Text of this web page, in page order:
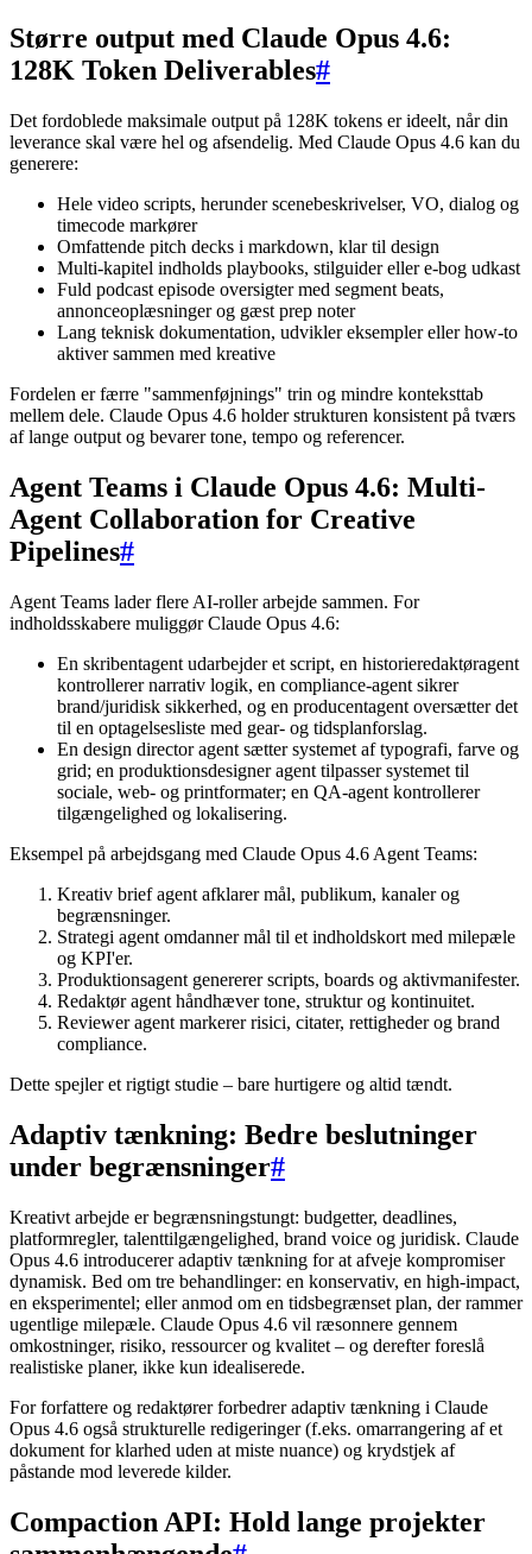
Større output med Claude Opus 4.6:
128K Token Deliverables#
Det fordoblede maksimale output på 128K tokens er ideelt, når din
leverance skal være hel og afsendelig. Med Claude Opus 4.6 kan du
generere:
Hele video scripts, herunder scenebeskrivelser, VO, dialog og
timecode markører
Omfattende pitch decks i markdown, klar til design
Multi-kapitel indholds playbooks, stilguider eller e-bog udkast
Fuld podcast episode oversigter med segment beats,
annonceoplæsninger og gæst prep noter
Lang teknisk dokumentation, udvikler eksempler eller how-to
aktiver sammen med kreative
Fordelen er færre "sammenføjnings" trin og mindre konteksttab
mellem dele. Claude Opus 4.6 holder strukturen konsistent på tværs
af lange output og bevarer tone, tempo og referencer.
Agent Teams i Claude Opus 4.6: Multi-
Agent Collaboration for Creative
Pipelines#
Agent Teams lader flere AI-roller arbejde sammen. For
indholdsskabere muliggør Claude Opus 4.6:
En skribentagent udarbejder et script, en historieredaktøragent
kontrollerer narrativ logik, en compliance-agent sikrer
brand/juridisk sikkerhed, og en producentagent oversætter det
til en optagelsesliste med gear- og tidsplanforslag.
En design director agent sætter systemet af typografi, farve og
grid; en produktionsdesigner agent tilpasser systemet til
sociale, web- og printformater; en QA-agent kontrollerer
tilgængelighed og lokalisering.
Eksempel på arbejdsgang med Claude Opus 4.6 Agent Teams:
Kreativ brief agent afklarer mål, publikum, kanaler og
begrænsninger.
Strategi agent omdanner mål til et indholdskort med milepæle
og KPI'er.
Produktionsagent genererer scripts, boards og aktivmanifester.
Redaktør agent håndhæver tone, struktur og kontinuitet.
Reviewer agent markerer risici, citater, rettigheder og brand
compliance.
Dette spejler et rigtigt studie – bare hurtigere og altid tændt.
Adaptiv tænkning: Bedre beslutninger
under begrænsninger#
Kreativt arbejde er begrænsningstungt: budgetter, deadlines,
platformregler, talenttilgængelighed, brand voice og juridisk. Claude
Opus 4.6 introducerer adaptiv tænkning for at afveje kompromiser
dynamisk. Bed om tre behandlinger: en konservativ, en high-impact,
en eksperimentel; eller anmod om en tidsbegrænset plan, der rammer
ugentlige milepæle. Claude Opus 4.6 vil ræsonnere gennem
omkostninger, risiko, ressourcer og kvalitet – og derefter foreslå
realistiske planer, ikke kun idealiserede.
For forfattere og redaktører forbedrer adaptiv tænkning i Claude
Opus 4.6 også strukturelle redigeringer (f.eks. omarrangering af et
dokument for klarhed uden at miste nuance) og krydstjek af
påstande mod leverede kilder.
Compaction API: Hold lange projekter